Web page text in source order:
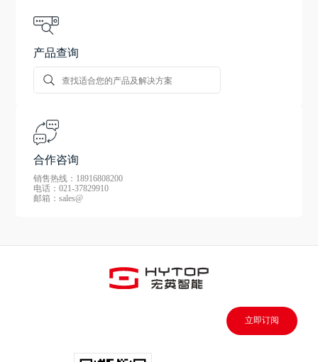
产品查询
合作咨询
销售热线：18916808200
电话：021-37829910
邮箱：sales@
立即订阅